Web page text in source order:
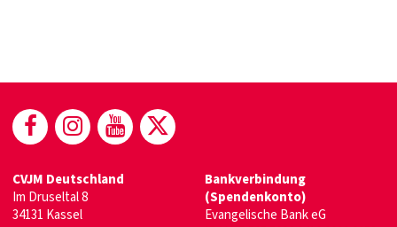
(öffnet in neuem Fenster)
(öffnet in neuem Fenster)
(öffnet in neuem Fenster)
(öffnet in neuem
CVJM Deutschland
Im Druseltal 8
34131 Kassel
Bankverbindung
(Spendenkonto)
Evangelische Bank eG